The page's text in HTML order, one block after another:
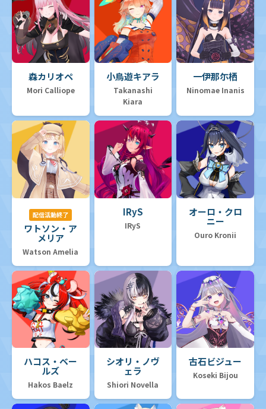
森カリオペ
Mori Calliope
小鳥遊キアラ
Takanashi
Kiara
一伊那尓栖
Ninomae Inanis
配信活動終了
ワトソン・ア
メリア
Watson Amelia
IRyS
IRyS
オーロ・クロ
ニー
Ouro Kronii
ハコス・ベー
ルズ
Hakos Baelz
シオリ・ノヴ
ェラ
Shiori Novella
古石ビジュー
Koseki Bijou